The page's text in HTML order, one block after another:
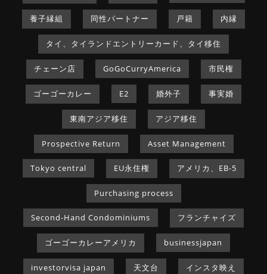
養子縁組 同性パートナー 戸籍 内縁
タイ、タイランドエントリーカード、タイ移住
チェーン店 GoGoCurryAmerica 市民権
ゴーゴーカレー E2 婚外子 事実婚
東南アジア移住 アジア移住
Prospective Return Asset Management
Tokyo central EU永住権 アメリカ、EB-5
Purchasing process
Second-Hand Condominiums フランチャイズ
ゴーゴーカレーアメリカ businessjapan
investorvisa japan 天文台 インスタ映え